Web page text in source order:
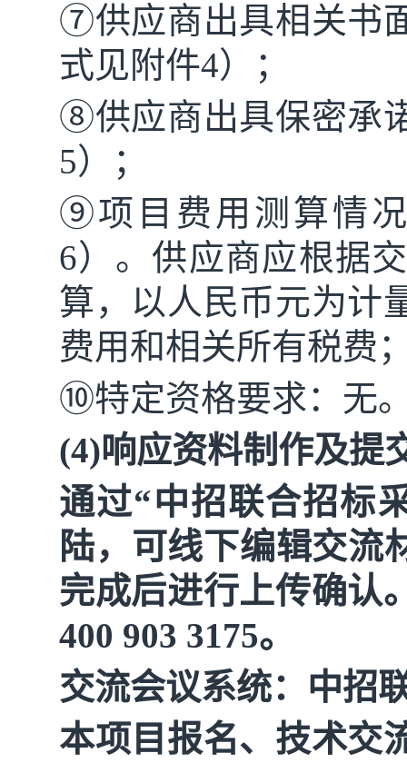
⑦供应商出具相关书
式见附件4）；
⑧供应商出具保密承
5）；
⑨项目费用测算情
6）。供应商应根据
算，以人民币元为计
费用和相关所有税费
⑩特定资格要求：无
(4)响应资料制作及提
通过“中招联合招标
陆，可线下编辑交流
完成后进行上传确认
400 903 3175。
交流会议系统：中招
本项目报名、技术交